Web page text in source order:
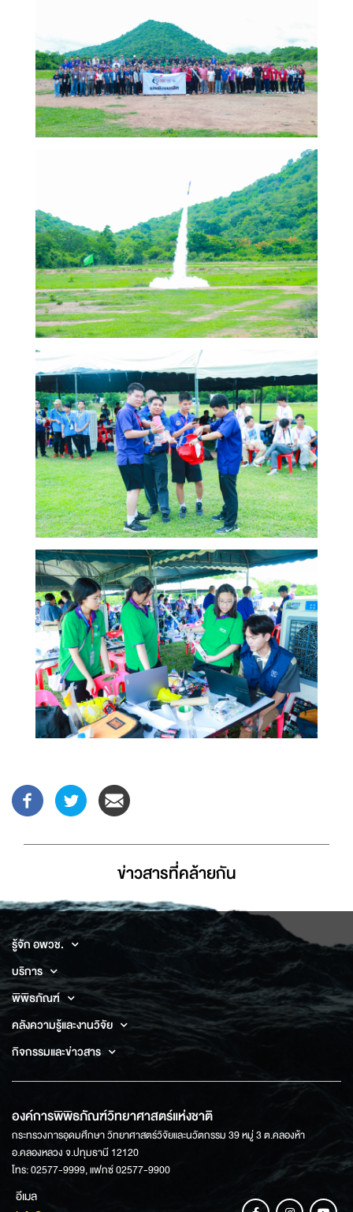
ข่าวสารที่่คล้ายกัน
รู้จัก อพวช.
บริการ
พิพิธภัณฑ์
คลังความรู้และงานวิจัย
กิจกรรมและข่าวสาร
องค์การพิพิธภัณฑ์วิทยาศาสตร์แห่งชาติ
กระทรวงการอุดมศึกษา วิทยาศาสตร์วิจัยและนวัตกรรม 39 หมู่ 3 ต.คลองห้า
อ.คลองหลวง จ.ปทุมธานี 12120
โทร: 02577-9999, แฟกซ์ 02577-9900
อีเมล